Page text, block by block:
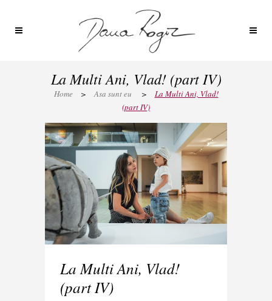
La Multi Ani, Vlad! (part IV)
Home > Asa sunt eu >
La Multi Ani, Vlad!
(part IV)
La Multi Ani, Vlad!
(part IV)